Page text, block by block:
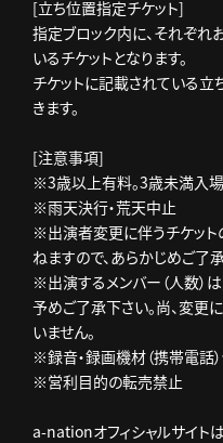
[立ち位置指定チケット]
指定ブロック内に、それぞ
いるチケットとなります。
チケットに記載されている
きます。
[注意事項]
※3歳以上有料。3歳未満入場
※雨天決行・荒天中止
※出演者変更に伴うチケッ
ねますので、あらかじめご了
※出演するメンバー（人数）
予めご了承下さい。尚、変更
いません。
※録音・録画機材（携帯電話
※営利目的の転売禁止
a-nationオフィシャルサイト